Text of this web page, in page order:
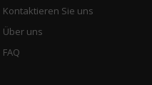
Kontaktieren Sie uns
Über uns
FAQ